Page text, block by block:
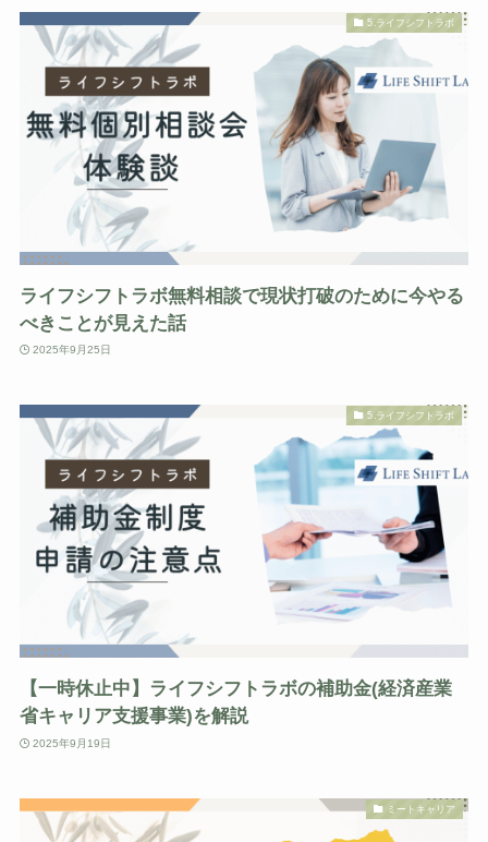
5.ライフシフトラボ
ライフシフトラボ無料相談で現状打破のために今やる
べきことが見えた話
2025年9月25日
5.ライフシフトラボ
【一時休止中】ライフシフトラボの補助金(経済産業
省キャリア支援事業)を解説
2025年9月19日
ミートキャリア